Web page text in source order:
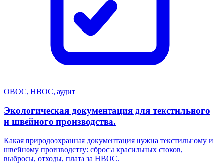
ОВОС, НВОС, аудит
Экологическая документация для текстильного
и швейного производства.
Какая природоохранная документация нужна текстильному и
швейному производству: сбросы красильных стоков,
выбросы, отходы, плата за НВОС.